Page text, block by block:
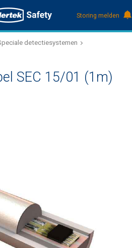
Storing melden
(DMS)
+31 (0)495 584111
detectiesystemen
SEC 15/01 (1m)